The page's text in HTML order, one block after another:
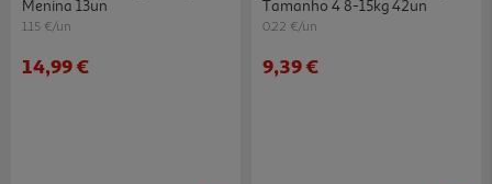
Menina 13un
1.15 €/un
14,99 €
Tamanho 4 8-15kg 42un
0.22 €/un
9,39 €